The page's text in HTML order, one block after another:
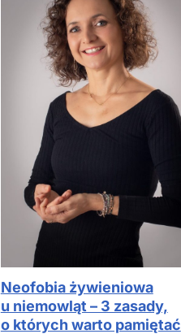
Neofobia żywieniowa
u niemowląt – 3 zasady,
o których warto pamiętać